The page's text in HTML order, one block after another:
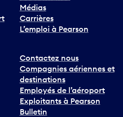
Carrières
L’emploi à Pearson
Compagnies aériennes et
destinations
Employés de l’aéroport
Exploitants à Pearson
Bulletin
Ce qui se passe